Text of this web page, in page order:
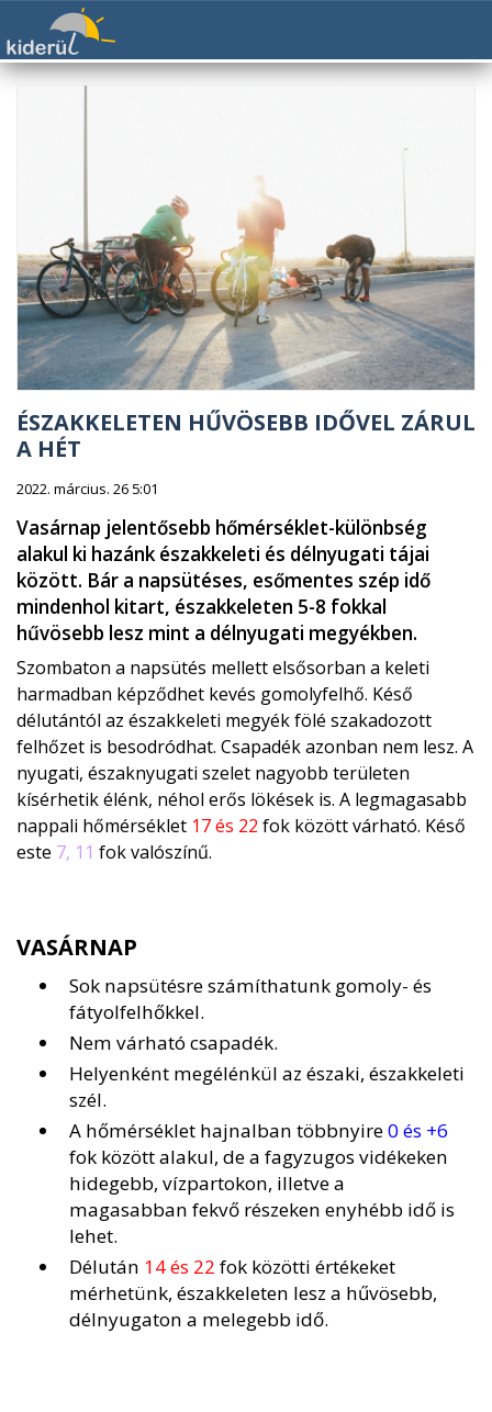
ÉSZAKKELETEN HŰVÖSEBB IDŐVEL ZÁRUL
A HÉT
2022. március. 26 5:01
Vasárnap jelentősebb hőmérséklet-különbség
alakul ki hazánk északkeleti és délnyugati tájai
között. Bár a napsütéses, esőmentes szép idő
mindenhol kitart, északkeleten 5-8 fokkal
hűvösebb lesz mint a délnyugati megyékben.
Szombaton a napsütés mellett elsősorban a keleti
harmadban képződhet kevés gomolyfelhő. Késő
délutántól az északkeleti megyék fölé szakadozott
felhőzet is besodródhat. Csapadék azonban nem lesz. A
nyugati, északnyugati szelet nagyobb területen
kísérhetik élénk, néhol erős lökések is. A legmagasabb
nappali hőmérséklet 17 és 22 fok között várható. Késő
este 7, 11 fok valószínű.
VASÁRNAP
Sok napsütésre számíthatunk gomoly- és
fátyolfelhőkkel.
Nem várható csapadék.
Helyenként megélénkül az északi, északkeleti
szél.
A hőmérséklet hajnalban többnyire0 és +6
fok között alakul, de a fagyzugos vidékeken
hidegebb, vízpartokon, illetve a
magasabban fekvő részeken enyhébb idő is
lehet.
Délután 14 és 22 fok közötti értékeket
mérhetünk, északkeleten lesz a hűvösebb,
délnyugaton a melegebb idő.